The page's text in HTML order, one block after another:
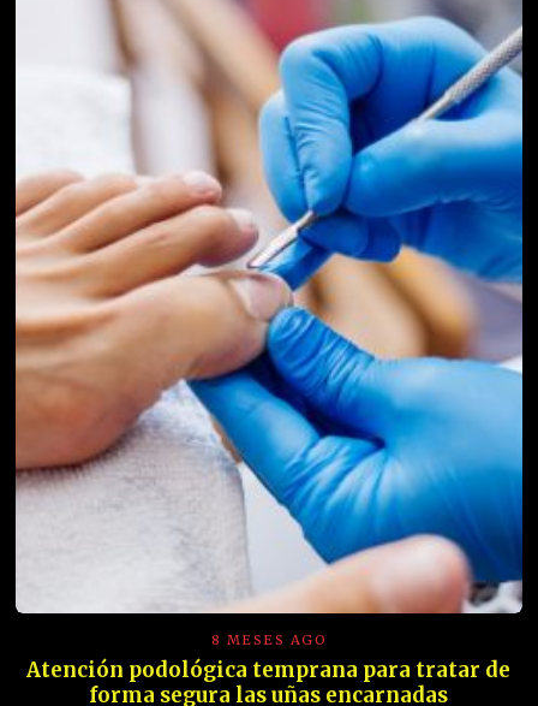
8 MESES AGO
Atención podológica temprana para tratar de
forma segura las uñas encarnadas